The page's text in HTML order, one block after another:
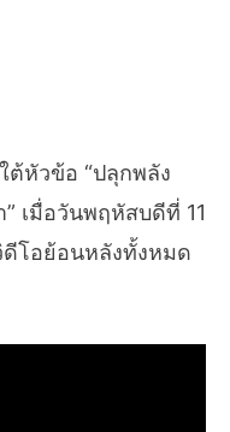
ต้หัวข้อ “ปลุกพลัง
เมื่อวันพฤหัสบดีที่ 11
โอย้อนหลังทั้งหมด